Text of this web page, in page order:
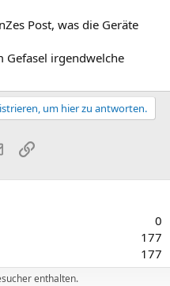
Post, was die Geräte
Gefasel irgendwelche
um hier zu antworten.
E-MailLink
0
177
177
enthalten.